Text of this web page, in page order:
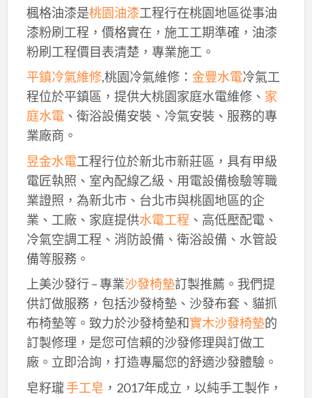
楓格油漆是桃園油漆工程行在桃園地區從事油
漆粉刷工程，價格實在，施工工期準確，油漆
粉刷工程價目表清楚，專業施工。
平鎮冷氣維修,桃園冷氣維修： 金豐水電冷氣工
程位於平鎮區，提供大桃園家庭水電維修、 家
庭水電、衛浴設備安裝、冷氣安裝、服務的專
業廠商。
昱金水電工程行位於新北市新莊區，具有甲級
電匠執照、室內配線乙級、用電設備檢驗等職
業證照，為新北市、台北市與桃園地區的企
業、工廠、家庭提供水電工程 、高低壓配電、
冷氣空調工程、消防設備、衛浴設備、水管設
備等服務。
上美沙發行 – 專業沙發椅墊訂製推薦。我們提
供訂做服務，包括沙發椅墊、沙發布套、貓抓
布椅墊等。致力於沙發椅墊和實木沙發椅墊的
訂製修理，是您可信賴的沙發修理與訂做工
廠。立即洽詢，打造專屬您的舒適沙發體驗。
皂籽瓏手工皂 ，2017年成立，以純手工製作，